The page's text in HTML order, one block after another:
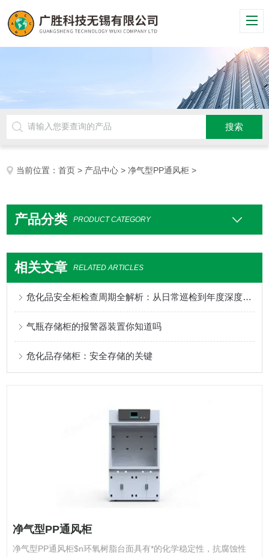
当前位置：首页 > 产品中心 >净气型PP通风柜 >
产品分类 PRODUCT CATEGORY
相关文章 RELATED ARTICLES
危化品安全柜检查周期全解析：从日常巡检到年度深度核查
气瓶存储柜的报警器装置你知道吗
危化品存储柜：安全存储的关键
净气型PP通风柜
净气型PP通风柜$n环氧树脂台面具有*的化学稳定性，抗腐蚀性